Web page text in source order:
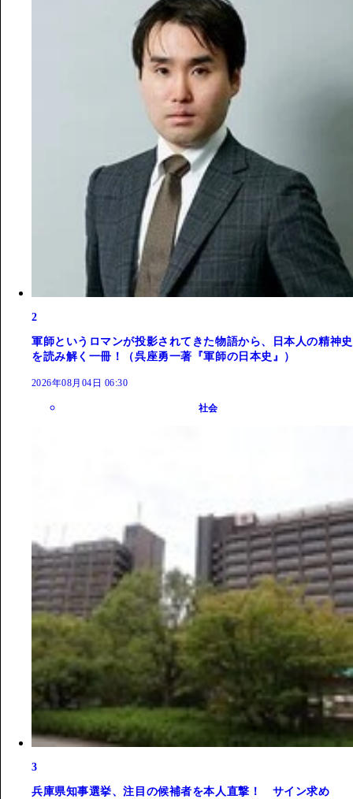
2
軍師というロマンが投影されてきた物語から、日本人の精神史
を読み解く一冊！（呉座勇一著『軍師の日本史』）
2026年08月04日 06:30
社会
3
兵庫県知事選挙、注目の候補者を本人直撃！ サイン求め